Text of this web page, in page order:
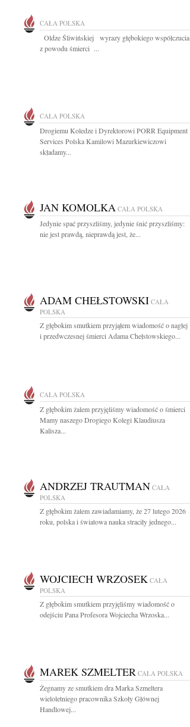
CAŁA POLSKA
Oldze Śliwińskiej wyrazy głębokiego współczucia
z powodu śmierci ...
CAŁA POLSKA
Drogiemu Koledze i Dyrektorowi PORR Equipment
Services Polska Kamilowi Mazurkiewiczowi
składamy...
JAN KOMOLKA CAŁA POLSKA
Jedynie spać przyszliśmy, jedynie śnić przyszliśmy:
nie jest prawdą, nieprawdą jest, że...
ADAM CHEŁSTOWSKI CAŁA
POLSKA
Z głębokim smutkiem przyjąłem wiadomość o nagłej
i przedwczesnej śmierci Adama Chełstowskiego...
CAŁA POLSKA
Z głębokim żalem przyjęliśmy wiadomość o śmierci
Mamy naszego Drogiego Kolegi Klaudiusza
Kalisza...
ANDRZEJ TRAUTMAN CAŁA
POLSKA
Z głębokim żalem zawiadamiamy, że 27 lutego 2026
roku, polska i światowa nauka straciły jednego...
WOJCIECH WRZOSEK CAŁA
POLSKA
Z głębokim smutkiem przyjęliśmy wiadomość o
odejściu Pana Profesora Wojciecha Wrzoska...
MAREK SZMELTER CAŁA POLSKA
Żegnamy ze smutkiem dra Marka Szmeltera
wieloletniego pracownika Szkoły Głównej
Handlowej...